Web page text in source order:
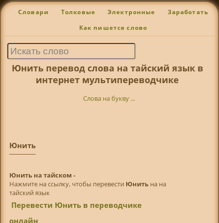
Словари Толковые Электронные Заработать
Как пишется слово
Юнить перевод слова на тайский язык в
интернет мультипереводчике
Слова на букву ...
Юнить
Юнить на тайском -
Нажмите на ссылку, чтобы перевести Юнитьна на
тайский язык
Перевести Юнить в переводчике
онлайн